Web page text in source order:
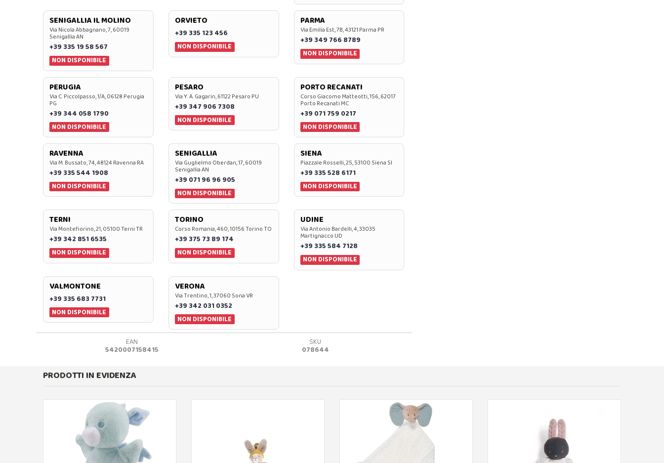
SENIGALLIA IL MOLINO
Via Nicola Abbagnano, 7, 60019
Senigallia AN
+39 335 19 58 567
NON DISPONIBILE
ORVIETO
+39 335 123 456
NON DISPONIBILE
PARMA
Via Emilia Est, 7B, 43121 Parma PR
+39 349 766 8789
NON DISPONIBILE
PERUGIA
Via C. Piccolpasso, 1/A, 06128 Perugia
PG
+39 344 058 1790
NON DISPONIBILE
PESARO
Via Y. A. Gagarin, 61122 Pesaro PU
+39 347 906 7308
NON DISPONIBILE
PORTO RECANATI
Corso Giacomo Matteotti, 156, 62017
Porto Recanati MC
+39 071 759 0217
NON DISPONIBILE
RAVENNA
Via M. Bussato, 74, 48124 Ravenna RA
+39 335 544 1908
NON DISPONIBILE
SENIGALLIA
Via Guglielmo Oberdan, 17, 60019
Senigallia AN
+39 071 96 96 905
NON DISPONIBILE
SIENA
Piazzale Rosselli, 25, 53100 Siena SI
+39 335 528 6171
NON DISPONIBILE
TERNI
Via Montefiorino, 21, 05100 Terni TR
+39 342 851 6535
NON DISPONIBILE
TORINO
Corso Romania, 460, 10156 Torino TO
+39 375 73 89 174
NON DISPONIBILE
UDINE
Via Antonio Bardelli, 4, 33035
Martignacco UD
+39 335 584 7128
NON DISPONIBILE
VALMONTONE
+39 335 683 7731
NON DISPONIBILE
VERONA
Via Trentino, 1, 37060 Sona VR
+39 342 031 0352
NON DISPONIBILE
EAN
5420007158415
SKU
078644
PRODOTTI IN EVIDENZA